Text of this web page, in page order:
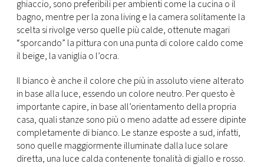
ghiaccio, sono preferibili per ambienti come la cucina o il
bagno, mentre per la zona living e la camera solitamente la
scelta si rivolge verso quelle più calde, ottenute magari
“sporcando” la pittura con una punta di colore caldo come
il beige, la vaniglia o l’ocra.
Il bianco è anche il colore che più in assoluto viene alterato
in base alla luce, essendo un colore neutro. Per questo è
importante capire, in base all’orientamento della propria
casa, quali stanze sono più o meno adatte ad essere dipinte
completamente di bianco. Le stanze esposte a sud, infatti,
sono quelle maggiormente illuminate dalla luce solare
diretta, una luce calda contenente tonalità di giallo e rosso.